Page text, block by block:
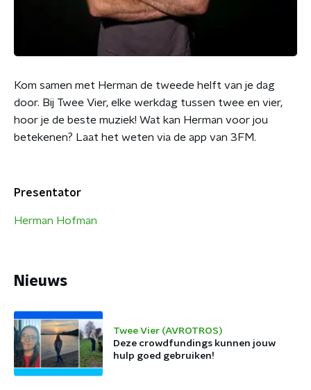
Kom samen met Herman de tweede helft van je dag
door. Bij Twee Vier, elke werkdag tussen twee en vier,
hoor je de beste muziek! Wat kan Herman voor jou
betekenen? Laat het weten via de app van 3FM.
Presentator
Herman Hofman
Nieuws
Twee Vier (AVROTROS)
Deze crowdfundings kunnen jouw
hulp goed gebruiken!